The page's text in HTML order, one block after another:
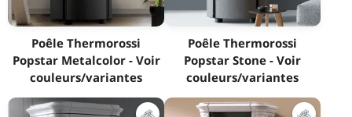
Poêle Thermorossi
Popstar Metalcolor - Voir
couleurs/variantes
Poêle Thermorossi
Popstar Stone - Voir
couleurs/variantes